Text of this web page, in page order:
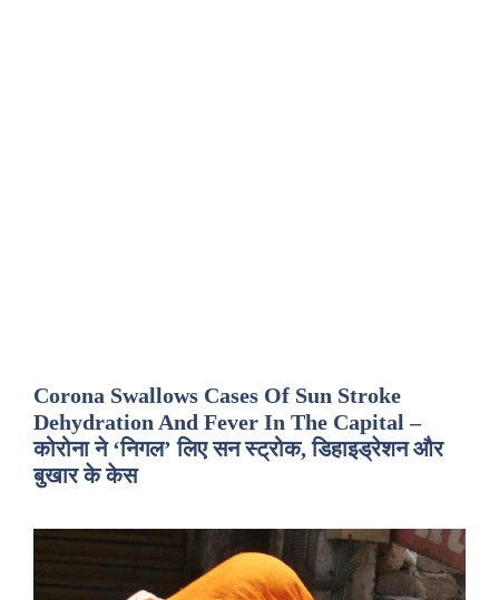
Corona Swallows Cases Of Sun Stroke
Dehydration And Fever In The Capital –
कोरोना ने ‘निगल’ लिए सन स्ट्रोक, डिहाइड्रेशन और
बुखार के केस